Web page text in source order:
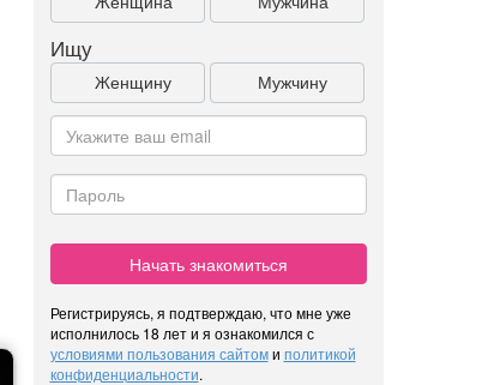
Ищу
Женщину Мужчину
Начать знакомиться
Регистрируясь, я подтверждаю, что мне уже
исполнилось 18 лет и я ознакомился с
условиями пользования сайтоми политикой
конфиденциальности.